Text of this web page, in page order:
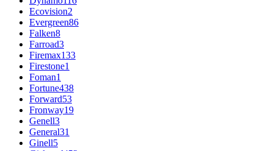
Ecovision2
Evergreen86
Falken8
Farroad3
Firemax133
Firestone1
Foman1
Fortune438
Forward53
Fronway19
Genell3
General31
Ginell5